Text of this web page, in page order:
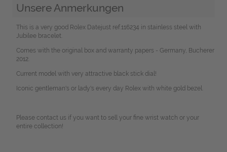
Unsere Anmerkungen
This is a very good Rolex Datejust ref.116234 in stainless steel with
Jubilee bracelet.
Comes with the original box and warranty papers - Germany, Bucherer
2012.
Current model with very attractive black stick dial!
Iconic gentleman's or lady's every day Rolex with white gold bezel.
Please contact us if you want to sell your fine wrist watch or your
entire collection!